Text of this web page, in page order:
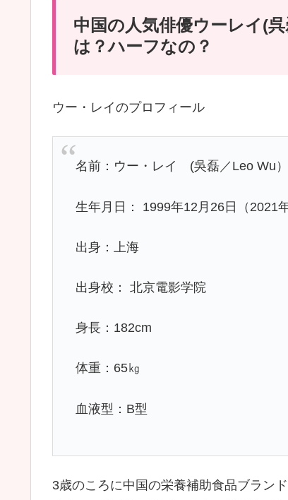
中国の人気俳優ウーレイ(
は？ハーフなの？
ウー・レイのプロフィール
名前：ウー・レイ (吳磊／Leo Wu）
生年月日： 1999年12月26日（2021
出身：上海
出身校： 北京電影学院
身長：182cm
体重：65㎏
血液型：B型
3歳のころに中国の栄養補助食品ブラン